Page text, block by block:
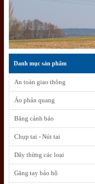
Danh mục sản phẩm
An toàn giao thông
Áo phản quang
Băng cảnh báo
Chụp tai - Nút tai
Dây thừng các loại
Găng tay bảo hộ